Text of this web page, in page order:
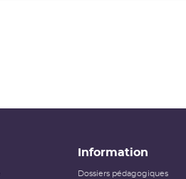
Information
Dossiers pédagogiques